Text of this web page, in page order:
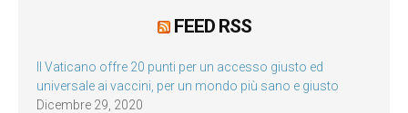
FEED RSS
Il Vaticano offre 20 punti per un accesso giusto ed
universale ai vaccini, per un mondo più sano e giusto
Dicembre 29, 2020